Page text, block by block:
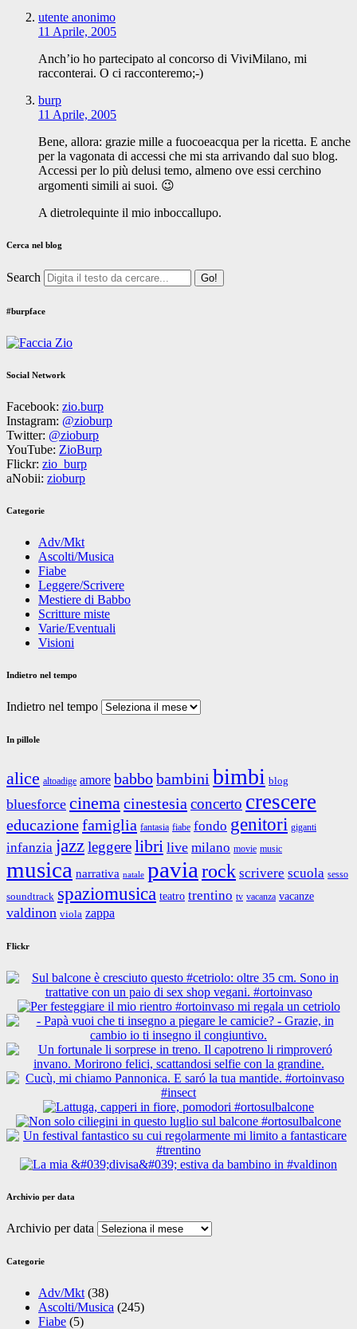
utente anonimo
11 Aprile, 2005
Anch’io ho partecipato al concorso di ViviMilano, mi
racconterai. O ci racconteremo;-)
burp
11 Aprile, 2005
Bene, allora: grazie mille a fuocoeacqua per la ricetta. E anche
per la vagonata di accessi che mi sta arrivando dal suo blog.
Accessi per lo più delusi temo, almeno ove essi cerchino
argomenti simili ai suoi. 😉
A dietrolequinte il mio inboccallupo.
Cerca nel blog
Search
#burpface
Social Network
Facebook: zio.burp
Instagram: @zioburp
Twitter: @zioburp
YouTube: ZioBurp
Flickr: zio_burp
aNobii: zioburp
Categorie
Adv/Mkt
Ascolti/Musica
Fiabe
Leggere/Scrivere
Mestiere di Babbo
Scritture miste
Varie/Eventuali
Visioni
Indietro nel tempo
Indietro nel tempo
In pillole
alice altoadige amore babbobambini bimbi blog
bluesforce cinema cinestesia concerto crescere
educazionefamiglia fantasia fiabe fondo genitori giganti
infanzia jazzleggerelibri live milano movie music
musica narrativa natale pavia rock scrivere scuola sesso
soundtrack spaziomusica teatro trentino tv vacanza vacanze
valdinon viola zappa
Flickr
Archivio per data
Archivio per data
Categorie
Adv/Mkt (38)
Ascolti/Musica (245)
Fiabe (5)